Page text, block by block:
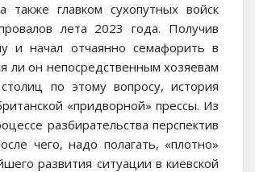
главком сухопутных войск
лета 2023 года. Получив
и начал отчаянно семафорить в
ли он непосредственным хозяевам
по этому вопросу, история
«придворной» прессы. Из
разбирательства перспектив
чего, надо полагать, «плотно»
развития ситуации в киевской